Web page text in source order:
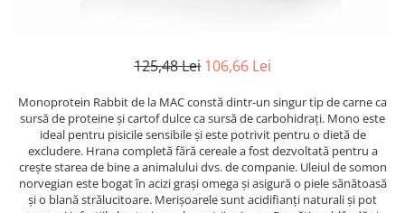
Promotii si oferte
ROZATOARE
VANZARE RAPIDA
125,48 Lei 106,66 Lei
Monoprotein Rabbit de la MAC constă dintr-un singur tip de carne ca
sursă de proteine ​​și cartof dulce ca sursă de carbohidrați. Mono este
ideal pentru pisicile sensibile și este potrivit pentru o dietă de
excludere. Hrana completă fără cereale a fost dezvoltată pentru a
crește starea de bine a animalului dvs. de companie. Uleiul de somon
norvegian este bogat în acizi grași omega și asigură o piele sănătoasă
și o blană strălucitoare. Merișoarele sunt acidifianți naturali și pot